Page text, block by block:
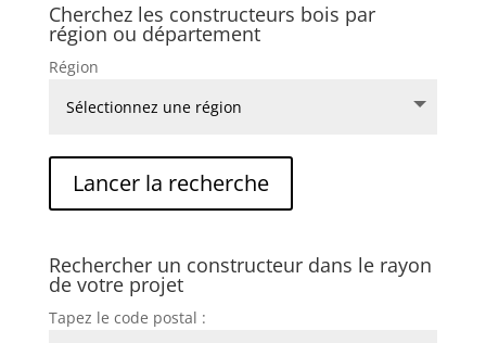
Cherchez les constructeurs bois par
région ou département
Région
Rechercher un constructeur dans le rayon
de votre projet
Tapez le code postal :